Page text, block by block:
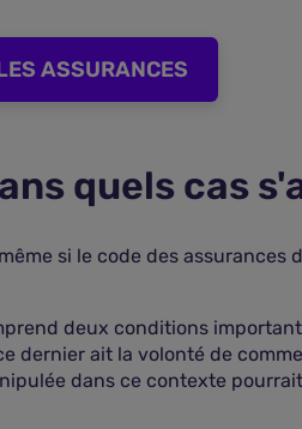
ASSURANCES
quels cas
si le code des assurances
deux conditions
dernier ait la volonté de
dans ce contexte